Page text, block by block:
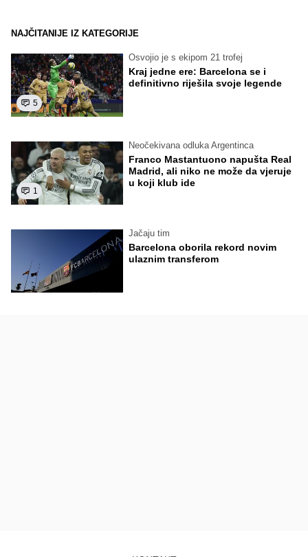
NAJČITANIJE IZ KATEGORIJE
5
Osvojio je s ekipom 21 trofej
Kraj jedne ere: Barcelona se i
definitivno riješila svoje legende
1
Neočekivana odluka Argentinca
Franco Mastantuono napušta Real
Madrid, ali niko ne može da vjeruje
u koji klub ide
Jačaju tim
Barcelona oborila rekord novim
ulaznim transferom